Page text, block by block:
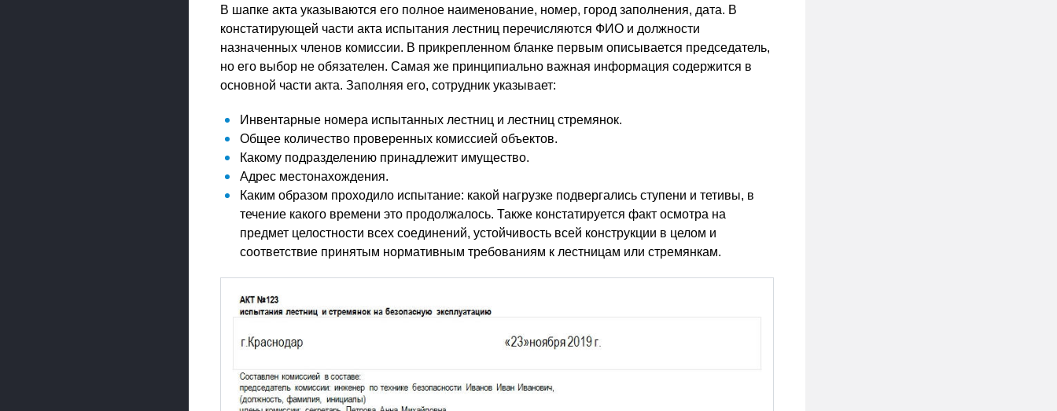
В шапке акта указываются его полное наименование, номер, город заполнения, дата. В
констатирующей части акта испытания лестниц перечисляются ФИО и должности
назначенных членов комиссии. В прикрепленном бланке первым описывается председатель,
но его выбор не обязателен. Самая же принципиально важная информация содержится в
основной части акта. Заполняя его, сотрудник указывает:
Инвентарные номера испытанных лестниц и лестниц стремянок.
Общее количество проверенных комиссией объектов.
Какому подразделению принадлежит имущество.
Адрес местонахождения.
Каким образом проходило испытание: какой нагрузке подвергались ступени и тетивы, в
течение какого времени это продолжалось. Также констатируется факт осмотра на
предмет целостности всех соединений, устойчивость всей конструкции в целом и
соответствие принятым нормативным требованиям к лестницам или стремянкам.